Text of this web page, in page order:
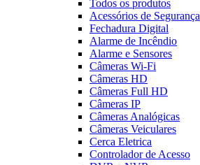
Todos os produtos
Acessórios de Segurança
Fechadura Digital
Alarme de Incêndio
Alarme e Sensores
Câmeras Wi-Fi
Câmeras HD
Câmeras Full HD
Câmeras IP
Câmeras Analógicas
Câmeras Veiculares
Cerca Eletrica
Controlador de Acesso